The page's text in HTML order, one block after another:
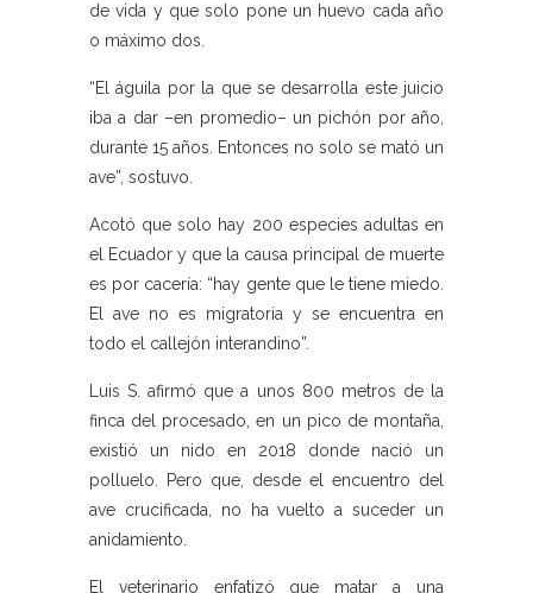
de vida y que solo pone un huevo cada año
o máximo dos.
“El águila por la que se desarrolla este juicio
iba a dar –en promedio– un pichón por año,
durante 15 años. Entonces no solo se mató un
ave”, sostuvo.
Acotó que solo hay 200 especies adultas en
el Ecuador y que la causa principal de muerte
es por cacería: “hay gente que le tiene miedo.
El ave no es migratoria y se encuentra en
todo el callejón interandino”.
Luis S. afirmó que a unos 800 metros de la
finca del procesado, en un pico de montaña,
existió un nido en 2018 donde nació un
polluelo. Pero que, desde el encuentro del
ave crucificada, no ha vuelto a suceder un
anidamiento.
El veterinario enfatizó que matar a una